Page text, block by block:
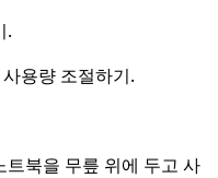
.
용량 조절하기.
북을 무릎 위에 두고 사